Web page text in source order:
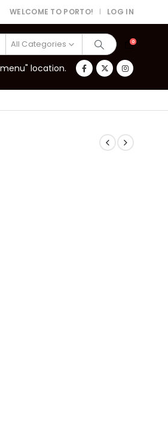
WELCOME TO PORTO! | LOG IN
All Categories 0
location.